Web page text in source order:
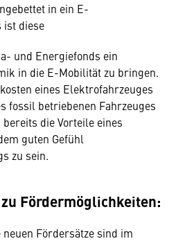
in ein E-
ist diese
und Energiefonds ein
in die E-Mobilität zu bringen.
eines Elektrofahrzeuges
fossil betriebenen Fahrzeuges
die Vorteile eines
guten Gefühl
zu sein.
Fördermöglichkeiten:
Fördersätze sind im